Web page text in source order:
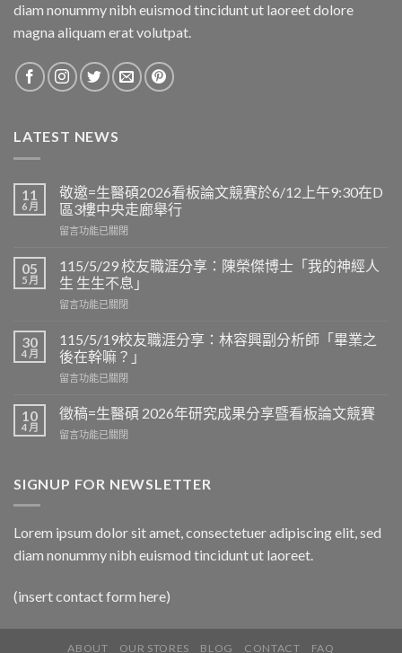
diam nonummy nibh euismod tincidunt ut laoreet dolore
magna aliquam erat volutpat.
LATEST NEWS
11
6 月
敬邀=生醫碩2026看板論文競賽於6/12上午9:30在D
區3樓中央走廊舉行
在
邀
=
生
醫
2026
看
板
論
競
賽
於
午
D
中
留言功能已關閉
05
5 月
115/5/29 校友職涯分享：陳榮傑博士「我的神經人
生 生生不息」
在
校
友
職
涯
享：
榮
士
神
人
生
留言功能已關閉
30
4 月
115/5/19校友職涯分享：林容興副分析師「畢業之
後在幹嘛？」
在
校
友
職
享：
興
副
分
「畢
留言功能已關閉
10
4 月
徵稿=生醫碩 2026年研究成果分享暨看板論文競賽
在
=
2026
年
成
分
留言功能已關閉
SIGNUP FOR NEWSLETTER
Lorem ipsum dolor sit amet, consectetuer adipiscing elit, sed
diam nonummy nibh euismod tincidunt ut laoreet.
(insert contact form here)
ABOUT OUR STORES BLOG CONTACT FAQ